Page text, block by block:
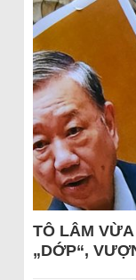
TÔ LÂM
„DỚP“,